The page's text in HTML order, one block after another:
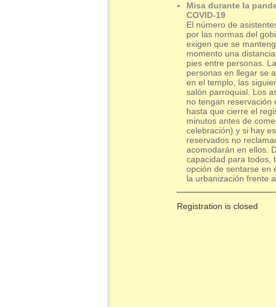
Misa durante la
COVID-19
El número de
por las normas del
exigen que se
momento una
pies entre personas.
personas en llegar se
en el templo, las
salón parroquial. Los
no tengan reservación
hasta que cierre el
minutos antes de
celebración) y si hay
reservados no
acomodarán en ellos.
capacidad para todos,
opción de sentarse en
la urbanización frente
Registration is closed